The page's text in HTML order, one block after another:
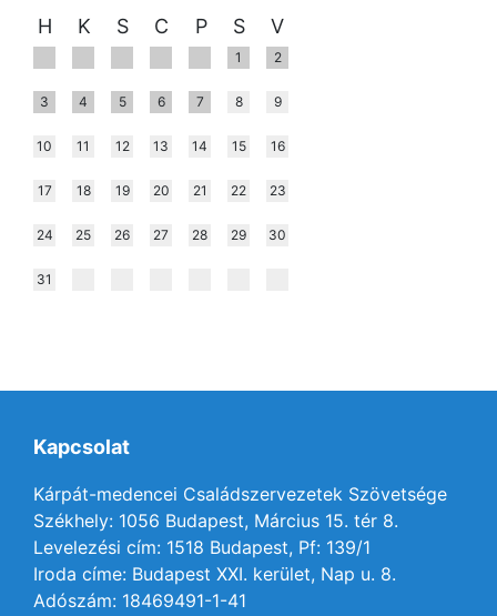
H K S C P S V
1 2
3 4 5 6 7 8 9
10 11 12 13 14 15 16
17 18 19 20 21 22 23
24 25 26 27 28 29 30
31
Kapcsolat
Kárpát-medencei Családszervezetek Szövetsége
Székhely: 1056 Budapest, Március 15. tér 8.
Levelezési cím: 1518 Budapest, Pf: 139/1
Iroda címe: Budapest XXI. kerület, Nap u. 8.
Adószám: 18469491-1-41